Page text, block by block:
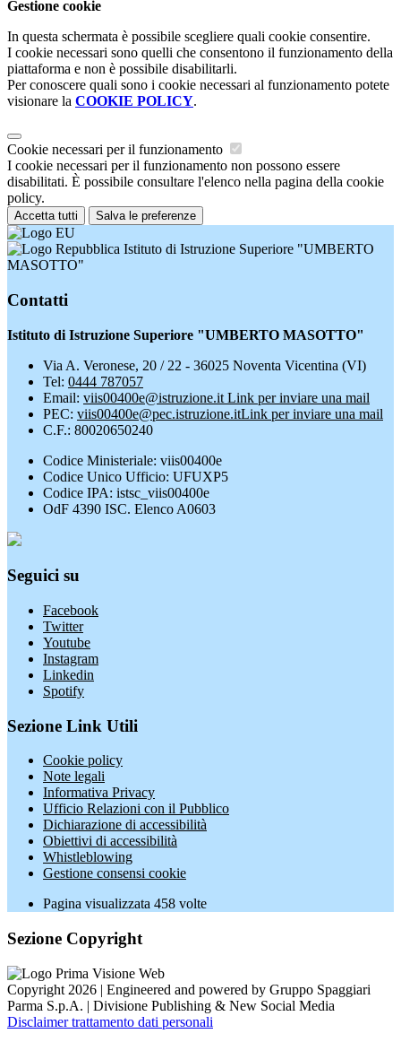
Gestione cookie
In questa schermata è possibile scegliere quali cookie consentire.
I cookie necessari sono quelli che consentono il funzionamento della
piattaforma e non è possibile disabilitarli.
Per conoscere quali sono i cookie necessari al funzionamento potete
visionare la COOKIE POLICY.
Cookie necessari per il funzionamento
I cookie necessari per il funzionamento non possono essere
disabilitati. È possibile consultare l'elenco nella pagina della cookie
policy.
Accetta tutti Salva le preferenze
Istituto di Istruzione Superiore "UMBERTO
MASOTTO"
Contatti
Istituto di Istruzione Superiore "UMBERTO MASOTTO"
Via A. Veronese, 20 / 22 - 36025 Noventa Vicentina (VI)
Tel: 0444 787057
Email: viis00400e@istruzione.it Link per inviare una mail
PEC: viis00400e@pec.istruzione.itLink per inviare una mail
C.F.: 80020650240
Codice Ministeriale: viis00400e
Codice Unico Ufficio: UFUXP5
Codice IPA: istsc_viis00400e
OdF 4390 ISC. Elenco A0603
Seguici su
Facebook
Twitter
Youtube
Instagram
Linkedin
Spotify
Sezione Link Utili
Cookie policy
Note legali
Informativa Privacy
Ufficio Relazioni con il Pubblico
Dichiarazione di accessibilità
Obiettivi di accessibilità
Whistleblowing
Gestione consensi cookie
Pagina visualizzata 458 volte
Sezione Copyright
Copyright 2026 | Engineered and powered by Gruppo Spaggiari
Parma S.p.A. | Divisione Publishing & New Social Media
Disclaimer trattamento dati personali